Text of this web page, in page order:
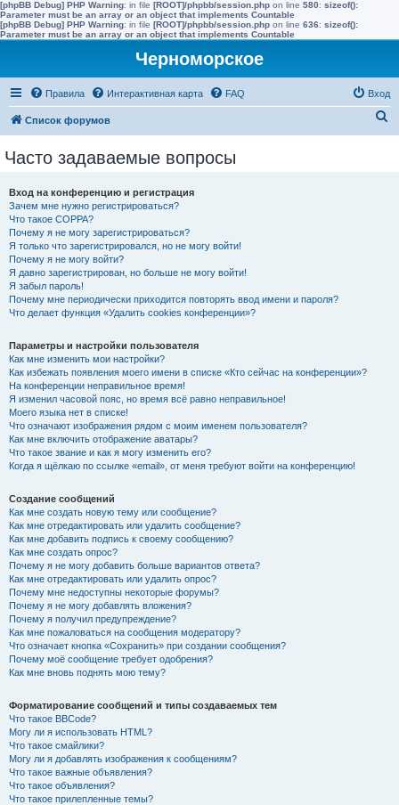
[phpBB Debug] PHP Warning: in file [ROOT]/phpbb/session.php on line 580: sizeof():
Parameter must be an array or an object that implements Countable
[phpBB Debug] PHP Warning: in file [ROOT]/phpbb/session.php on line 636: sizeof():
Parameter must be an array or an object that implements Countable
Черноморское
Правила Интерактивная карта FAQ Вход
Список форумов
Часто задаваемые вопросы
Вход на конференцию и регистрация
Зачем мне нужно регистрироваться?
Что такое COPPA?
Почему я не могу зарегистрироваться?
Я только что зарегистрировался, но не могу войти!
Почему я не могу войти?
Я давно зарегистрирован, но больше не могу войти!
Я забыл пароль!
Почему мне периодически приходится повторять ввод имени и пароля?
Что делает функция «Удалить cookies конференции»?
Параметры и настройки пользователя
Как мне изменить мои настройки?
Как избежать появления моего имени в списке «Кто сейчас на конференции»?
На конференции неправильное время!
Я изменил часовой пояс, но время всё равно неправильное!
Моего языка нет в списке!
Что означают изображения рядом с моим именем пользователя?
Как мне включить отображение аватары?
Что такое звание и как я могу изменить его?
Когда я щёлкаю по ссылке «email», от меня требуют войти на конференцию!
Создание сообщений
Как мне создать новую тему или сообщение?
Как мне отредактировать или удалить сообщение?
Как мне добавить подпись к своему сообщению?
Как мне создать опрос?
Почему я не могу добавить больше вариантов ответа?
Как мне отредактировать или удалить опрос?
Почему мне недоступны некоторые форумы?
Почему я не могу добавлять вложения?
Почему я получил предупреждение?
Как мне пожаловаться на сообщения модератору?
Что означает кнопка «Сохранить» при создании сообщения?
Почему моё сообщение требует одобрения?
Как мне вновь поднять мою тему?
Форматирование сообщений и типы создаваемых тем
Что такое BBCode?
Могу ли я использовать HTML?
Что такое смайлики?
Могу ли я добавлять изображения к сообщениям?
Что такое важные объявления?
Что такое объявления?
Что такое прилепленные темы?